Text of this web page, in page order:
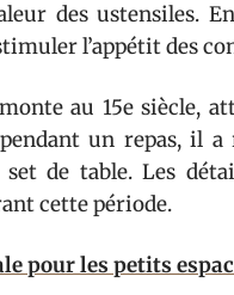
des ustensiles.
l’appétit des
au 15e siècle,
un repas, il a
de table. Les
cette période.
pour les petits